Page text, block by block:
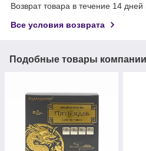
Возврат товара в течение 14 дней
Все условия возврата
Подобные товары компании